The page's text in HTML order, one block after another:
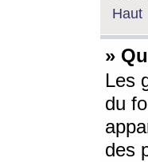
Haut
»
Les
du
des